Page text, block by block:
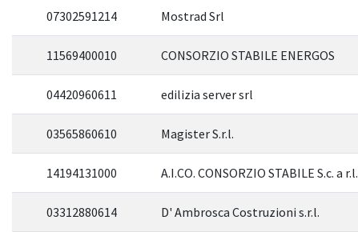
07302591214 Mostrad Srl
11569400010 CONSORZIO STABILE ENERGOS
04420960611 edilizia server srl
03565860610 Magister S.r.l.
14194131000 A.I.CO. CONSORZIO STABILE S.c. a r.l.
03312880614 D' Ambrosca Costruzioni s.r.l.